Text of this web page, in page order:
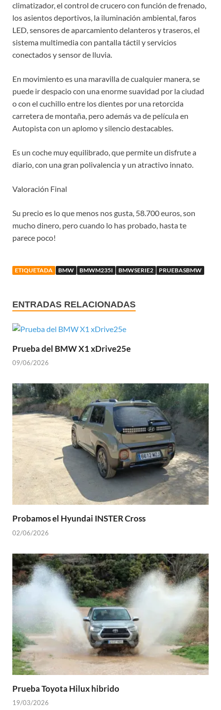
climatizador, el control de crucero con función de frenado,
los asientos deportivos, la iluminación ambiental, faros
LED, sensores de aparcamiento delanteros y traseros, el
sistema multimedia con pantalla táctil y servicios
conectados y sensor de lluvia.
En movimiento es una maravilla de cualquier manera, se
puede ir despacio con una enorme suavidad por la ciudad
o con el cuchillo entre los dientes por una retorcida
carretera de montaña, pero además va de película en
Autopista con un aplomo y silencio destacables.
Es un coche muy equilibrado, que permite un disfrute a
diario, con una gran polivalencia y un atractivo innato.
Valoración Final
Su precio es lo que menos nos gusta, 58.700 euros, son
mucho dinero, pero cuando lo has probado, hasta te
parece poco!
ETIQUETADA BMW BMWM235I BMWSERIE2 PRUEBASBMW
ENTRADAS RELACIONADAS
Prueba del BMW X1 xDrive25e
09/06/2026
Probamos el Hyundai INSTER Cross
02/06/2026
Prueba Toyota Hilux hibrido
19/03/2026